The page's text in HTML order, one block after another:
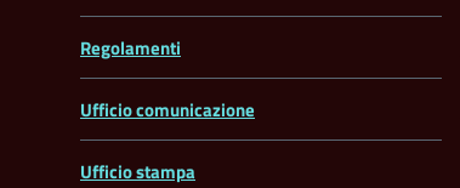
Regolamenti
Ufficio comunicazione
Ufficio stampa